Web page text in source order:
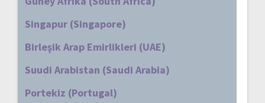
Singapur (Singapore)
Birleşik Arap Emirlikleri (UAE)
Suudi Arabistan (Saudi Arabia)
Portekiz (Portugal)